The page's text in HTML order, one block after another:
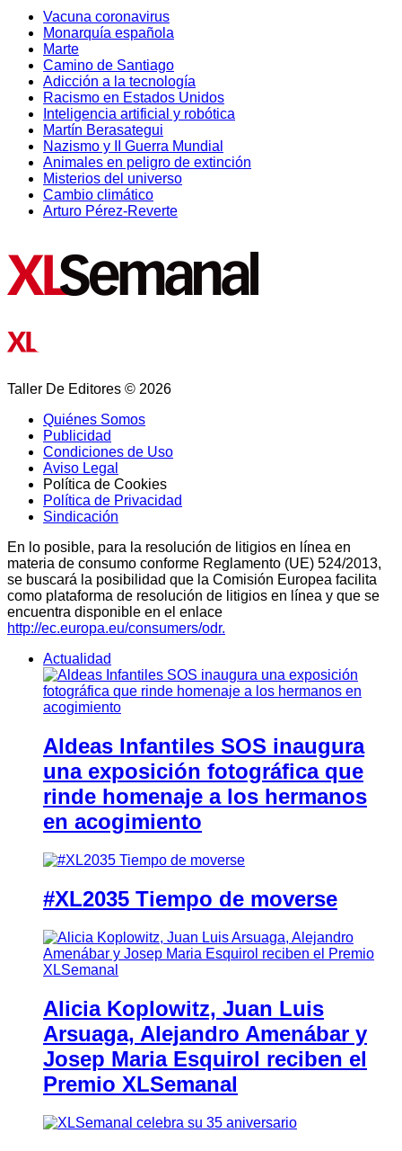
Vacuna coronavirus
Monarquía española
Marte
Camino de Santiago
Adicción a la tecnología
Racismo en Estados Unidos
Inteligencia artificial y robótica
Martín Berasategui
Nazismo y II Guerra Mundial
Animales en peligro de extinción
Misterios del universo
Cambio climático
Arturo Pérez-Reverte
Taller De Editores © 2026
Quiénes Somos
Publicidad
Condiciones de Uso
Aviso Legal
Política de Cookies
Política de Privacidad
Sindicación
En lo posible, para la resolución de litigios en línea en
materia de consumo conforme Reglamento (UE) 524/2013,
se buscará la posibilidad que la Comisión Europea facilita
como plataforma de resolución de litigios en línea y que se
encuentra disponible en el enlace
http://ec.europa.eu/consumers/odr.
Actualidad
Aldeas Infantiles SOS inaugura
una exposición fotográfica que
rinde homenaje a los hermanos
en acogimiento
#XL2035 Tiempo de moverse
Alicia Koplowitz, Juan Luis
Arsuaga, Alejandro Amenábar y
Josep Maria Esquirol reciben el
Premio XLSemanal